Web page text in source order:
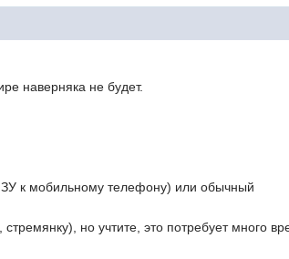
наверняка не будет.
к мобильному телефону) или обычный
но учтите, это потребует много